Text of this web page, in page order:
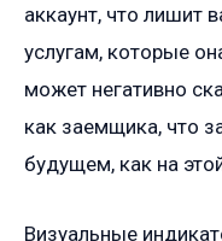
аккаунт, что лишит
услугам, которые
может негативно
как заемщика, что
будущем, как на
Визуальные